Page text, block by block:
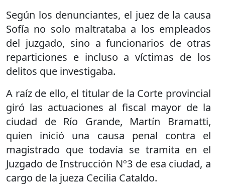
Según los denunciantes, el juez de la causa
Sofía no solo maltrataba a los empleados
del juzgado, sino a funcionarios de otras
reparticiones e incluso a víctimas de los
delitos que investigaba.
A raíz de ello, el titular de la Corte provincial
giró las actuaciones al fiscal mayor de la
ciudad de Río Grande, Martín Bramatti,
quien inició una causa penal contra el
magistrado que todavía se tramita en el
Juzgado de Instrucción Nº3 de esa ciudad, a
cargo de la jueza Cecilia Cataldo.